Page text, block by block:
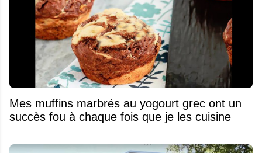
Mes muffins marbrés au yogourt grec ont un
succès fou à chaque fois que je les cuisine